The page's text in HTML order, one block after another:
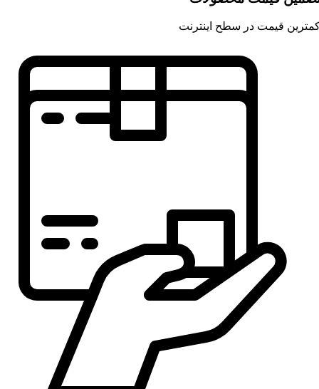
قیمت در سطح اینترنت